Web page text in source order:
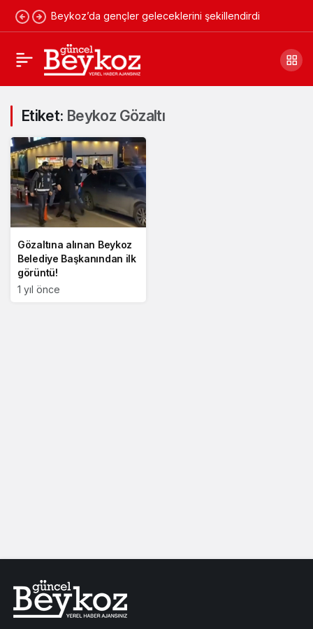
Beykoz’da gençler geleceklerini şekillendirdi
Etiket: Beykoz Gözaltı
Gözaltına alınan Beykoz
Belediye Başkanından ilk
görüntü!
1 yıl önce